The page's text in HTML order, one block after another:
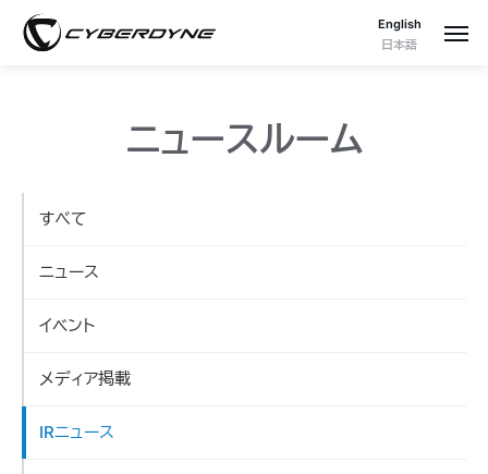
English
日本語
ニュースルーム
すべて
ニュース
イベント
メディア掲載
IRニュース